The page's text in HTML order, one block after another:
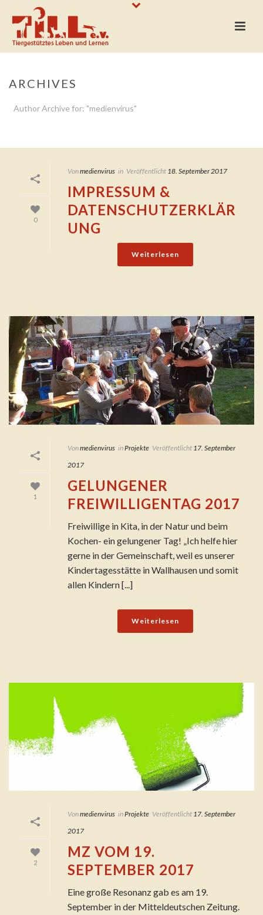
ARCHIVES
Author Archive for: "medienvirus"
0
Vonmedienvirus in Veröffentlicht 18. September 2017
IMPRESSUM &
DATENSCHUTZERKLÄR
UNG
Weiterlesen
1
Vonmedienvirus inProjekte Veröffentlicht 17. September
2017
GELUNGENER
FREIWILLIGENTAG 2017
Freiwillige in Kita, in der Natur und beim
Kochen- ein gelungener Tag! „Ich helfe hier
gerne in der Gemeinschaft, weil es unserer
Kindertagesstätte in Wallhausen und somit
allen Kindern [...]
Weiterlesen
2
Vonmedienvirus inProjekte Veröffentlicht 17. September
2017
MZ VOM 19.
SEPTEMBER 2017
Eine große Resonanz gab es am 19.
September in der Mitteldeutschen Zeitung.